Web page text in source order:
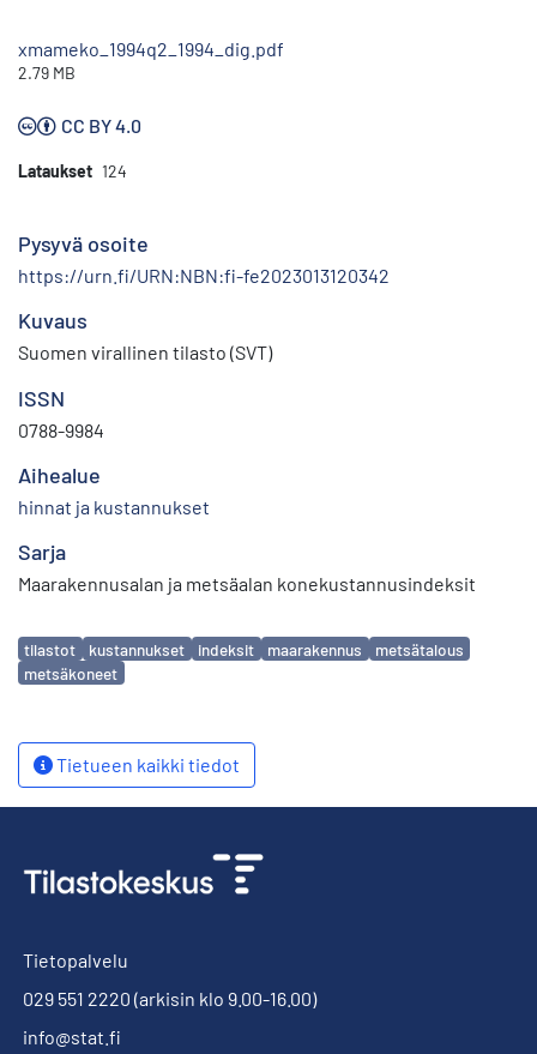
xmameko_1994q2_1994_dig.pdf
2.79 MB
CC BY 4.0
Lataukset 124
Pysyvä osoite
https://urn.fi/URN:NBN:fi-fe2023013120342
Kuvaus
Suomen virallinen tilasto (SVT)
ISSN
0788-9984
Aihealue
hinnat ja kustannukset
Sarja
Maarakennusalan ja metsäalan konekustannusindeksit
Avainsanat
tilastot kustannukset indeksit maarakennus
metsätalous
metsäkoneet
Tietueen kaikki tiedot
Tietopalvelu
029 551 2220 (arkisin klo 9.00-16.00)
info@stat.fi